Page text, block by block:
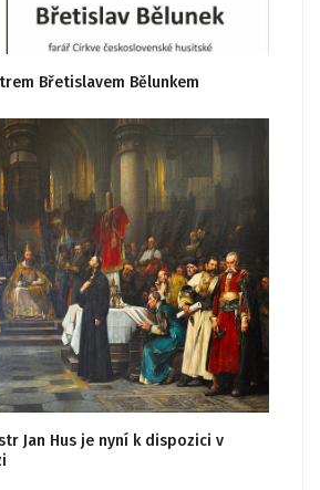
Břetislavem Bělunkem
Jan Hus je nyní k dispozici v